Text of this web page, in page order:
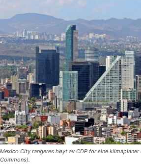
Mexico City rangeres høyt av CDP for sine
Commons).